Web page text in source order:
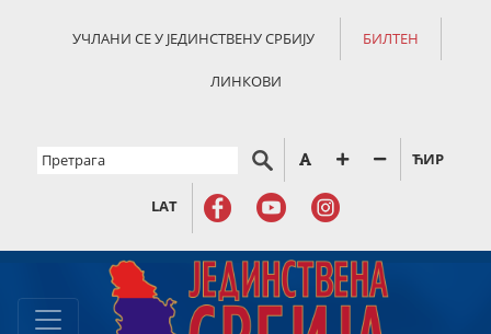
УЧЛАНИ СЕ У ЈЕДИНСТВЕНУ СРБИЈУ БИЛТЕН
ЛИНКОВИ
ЋИР
LAT